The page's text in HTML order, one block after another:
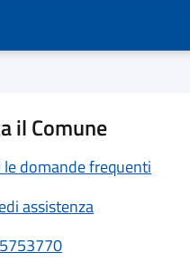
il Comune
le domande frequenti
assistenza